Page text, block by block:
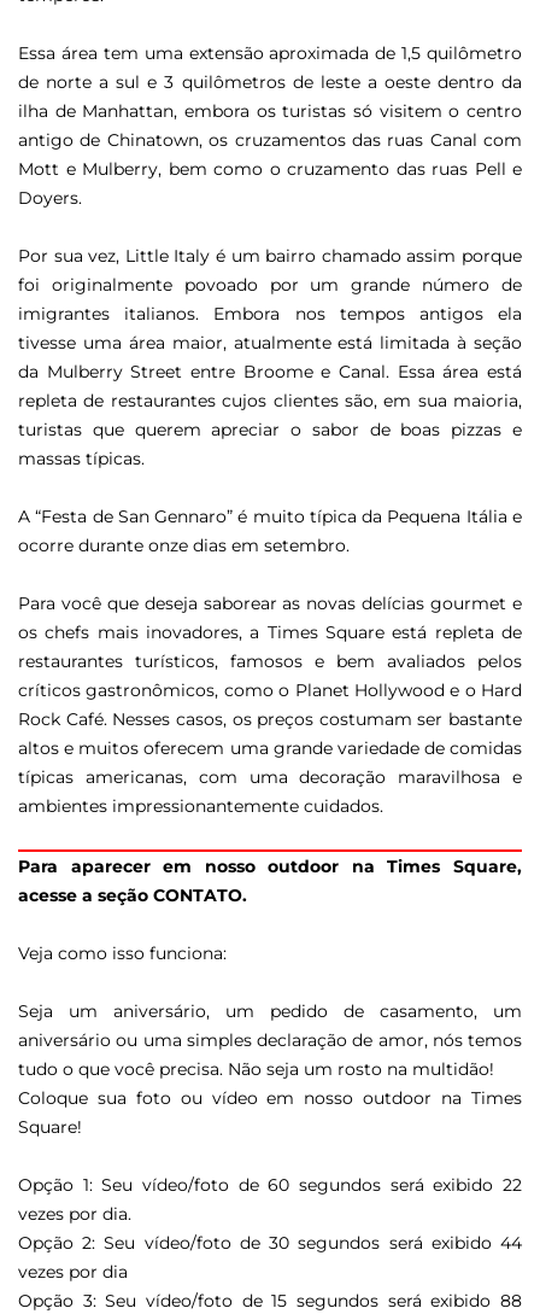
Essa área tem uma extensão aproximada de 1,5 quilômetro
de norte a sul e 3 quilômetros de leste a oeste dentro da
ilha de Manhattan, embora os turistas só visitem o centro
antigo de Chinatown, os cruzamentos das ruas Canal com
Mott e Mulberry, bem como o cruzamento das ruas Pell e
Doyers.
Por sua vez, Little Italy é um bairro chamado assim porque
foi originalmente povoado por um grande número de
imigrantes italianos. Embora nos tempos antigos ela
tivesse uma área maior, atualmente está limitada à seção
da Mulberry Street entre Broome e Canal. Essa área está
repleta de restaurantes cujos clientes são, em sua maioria,
turistas que querem apreciar o sabor de boas pizzas e
massas típicas.
A “Festa de San Gennaro” é muito típica da Pequena Itália e
ocorre durante onze dias em setembro.
Para você que deseja saborear as novas delícias gourmet e
os chefs mais inovadores, a Times Square está repleta de
restaurantes turísticos, famosos e bem avaliados pelos
críticos gastronômicos, como o Planet Hollywood e o Hard
Rock Café. Nesses casos, os preços costumam ser bastante
altos e muitos oferecem uma grande variedade de comidas
típicas americanas, com uma decoração maravilhosa e
ambientes impressionantemente cuidados.
Para aparecer em nosso outdoor na Times Square,
acesse a seção CONTATO.
Veja como isso funciona:
Seja um aniversário, um pedido de casamento, um
aniversário ou uma simples declaração de amor, nós temos
tudo o que você precisa. Não seja um rosto na multidão!
Coloque sua foto ou vídeo em nosso outdoor na Times
Square!
Opção 1: Seu vídeo/foto de 60 segundos será exibido 22
vezes por dia.
Opção 2: Seu vídeo/foto de 30 segundos será exibido 44
vezes por dia
Opção 3: Seu vídeo/foto de 15 segundos será exibido 88